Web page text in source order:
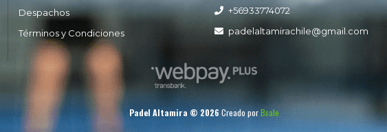
Despachos
Términos y Condiciones
+56933774072
padelaltamirachile@gmail.com
Padel Altamira © 2026Creado porBsale